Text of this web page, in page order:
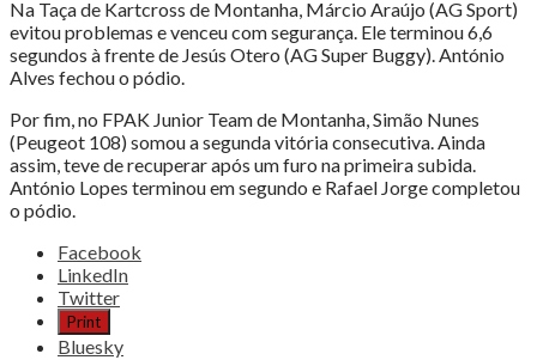
Na Taça de Kartcross de Montanha, Márcio Araújo (AG Sport)
evitou problemas e venceu com segurança. Ele terminou 6,6
segundos à frente de Jesús Otero (AG Super Buggy). António
Alves fechou o pódio.
Por fim, no FPAK Junior Team de Montanha, Simão Nunes
(Peugeot 108) somou a segunda vitória consecutiva. Ainda
assim, teve de recuperar após um furo na primeira subida.
António Lopes terminou em segundo e Rafael Jorge completou
o pódio.
Share
post
"HÉLDER
SILVA
Facebook
LinkedIn
Twitter
Print
Bluesky